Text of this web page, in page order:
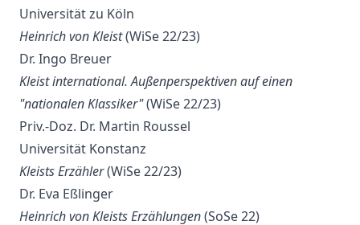
Universität zu Köln
Heinrich von Kleist(WiSe 22/23)
Dr. Ingo Breuer
Kleist international. Außenperspektiven auf einen
"nationalen Klassiker"(WiSe 22/23)
Priv.-Doz. Dr. Martin Roussel
Universität Konstanz
Kleists Erzähler(WiSe 22/23)
Dr. Eva Eßlinger
Heinrich von Kleists Erzählungen(SoSe 22)